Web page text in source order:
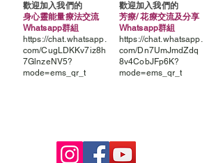
​歡迎加入我們的
身心靈能量療法交流
Whatsapp群組
https://chat.whatsapp.
com/CugLDKKv7iz8h
7GlnzeNV5?
mode=ems_qr_t
​歡迎加入我們的
芳療/ 花療交流及分享
Whatsapp群組
https://chat.whatsapp.
com/Dn7UmJmdZdq
8v4CobJFp6K?
mode=ems_qr_t